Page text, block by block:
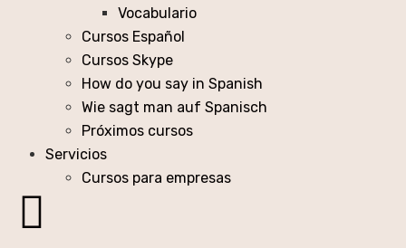
Vocabulario
Cursos Español
Cursos Skype
How do you say in Spanish
Wie sagt man auf Spanisch
Próximos cursos
Servicios
Cursos para empresas